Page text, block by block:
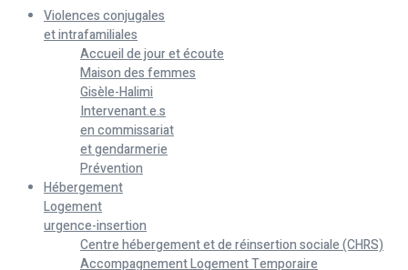
Violences conjugales
et intrafamiliales
Accueil de jour et écoute
Maison des femmes
Gisèle-Halimi
Intervenant.e.s
en commissariat
et gendarmerie
Prévention
Hébergement
Logement
urgence-insertion
Centre hébergement et de réinsertion sociale (CHRS)
Accompagnement Logement Temporaire